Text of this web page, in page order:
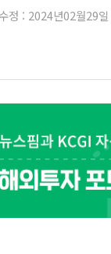
정 : 2024년02월29